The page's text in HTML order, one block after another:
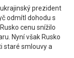
prezident
odmítl dohodu s
cenu snížilo
Nyní však Rusko
staré smlouvy a